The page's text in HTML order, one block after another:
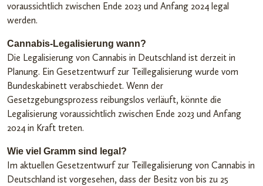
voraussichtlich zwischen Ende 2023 und Anfang 2024 legal
werden.
Cannabis-Legalisierung wann?
Die Legalisierung von Cannabis in Deutschland ist derzeit in
Planung. Ein Gesetzentwurf zur Teillegalisierung wurde vom
Bundeskabinett verabschiedet. Wenn der
Gesetzgebungsprozess reibungslos verläuft, könnte die
Legalisierung voraussichtlich zwischen Ende 2023 und Anfang
2024 in Kraft treten.
Wie viel Gramm sind legal?
Im aktuellen Gesetzentwurf zur Teillegalisierung von Cannabis in
Deutschland ist vorgesehen, dass der Besitz von bis zu 25